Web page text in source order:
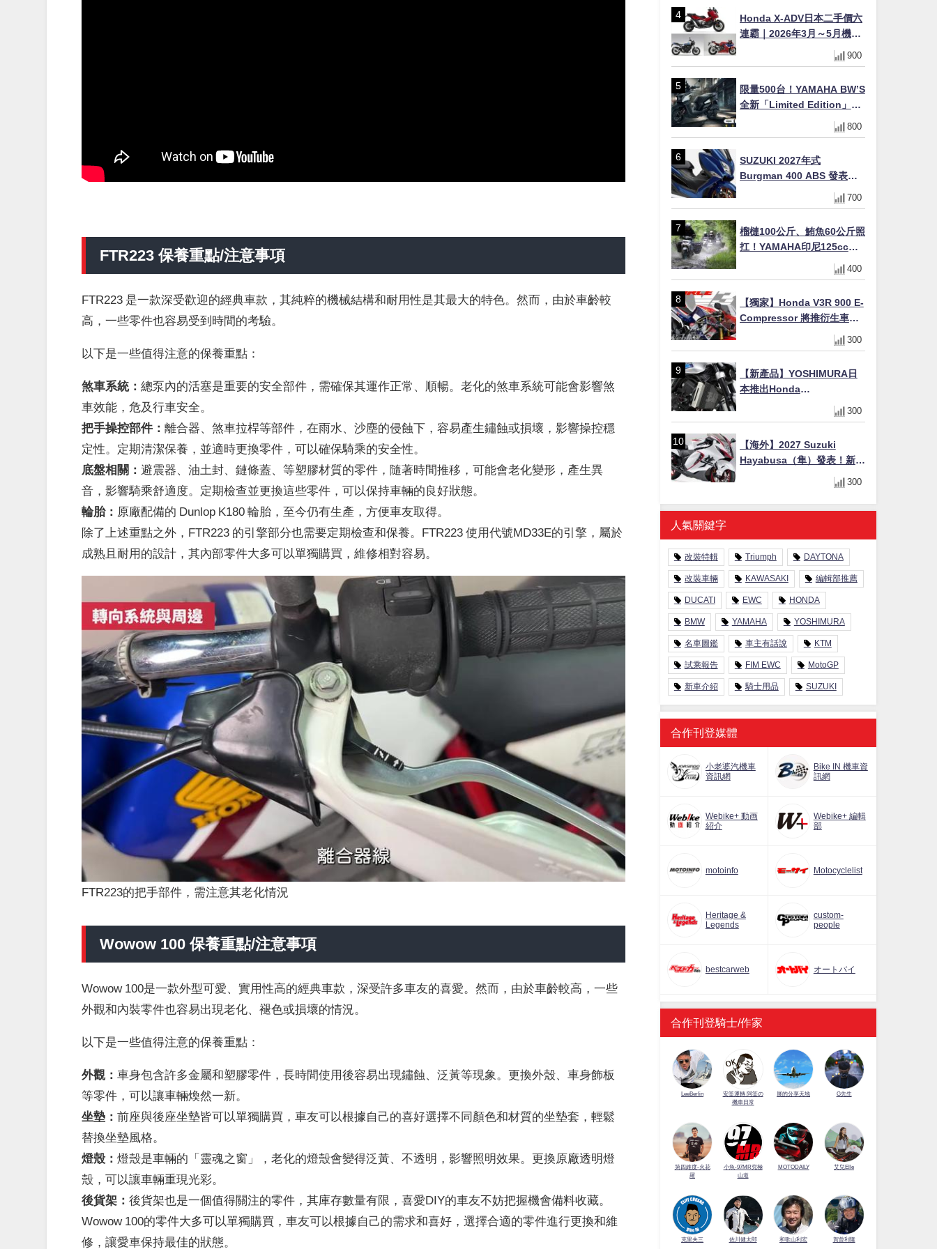
FTR223 保養重點/注意事項
FTR223 是一款深受歡迎的經典車款，其純粹的機械結構和耐用性是其最大的特色。然而，由於車齡較
高，一些零件也容易受到時間的考驗。
以下是一些值得注意的保養重點：
煞車系統：總泵內的活塞是重要的安全部件，需確保其運作正常、順暢。老化的煞車系統可能會影響煞
車效能，危及行車安全。
把手操控部件：離合器、煞車拉桿等部件，在雨水、沙塵的侵蝕下，容易產生鏽蝕或損壞，影響操控穩
定性。定期清潔保養，並適時更換零件，可以確保騎乘的安全性。
底盤相關：避震器、油土封、鏈條蓋、等塑膠材質的零件，隨著時間推移，可能會老化變形，產生異
音，影響騎乘舒適度。定期檢查並更換這些零件，可以保持車輛的良好狀態。
輪胎： 原廠配備的 Dunlop K180 輪胎，至今仍有生產，方便車友取得。
除了上述重點之外，FTR223 的引擎部分也需要定期檢查和保養。FTR223 使用代號MD33E的引擎，屬於
成熟且耐用的設計，其內部零件大多可以單獨購買，維修相對容易。
FTR223的把手部件，需注意其老化情況
Wowow 100 保養重點/注意事項
Wowow 100是一款外型可愛、實用性高的經典車款，深受許多車友的喜愛。然而，由於車齡較高，一些
外觀和內裝零件也容易出現老化、褪色或損壞的情況。
以下是一些值得注意的保養重點：
外觀： 車身包含許多金屬和塑膠零件，長時間使用後容易出現鏽蝕、泛黃等現象。更換外殼、車身飾板
等零件，可以讓車輛煥然一新。
坐墊：前座與後座坐墊皆可以單獨購買，車友可以根據自己的喜好選擇不同顏色和材質的坐墊套，輕鬆
替換坐墊風格。
燈殼：燈殼是車輛的「靈魂之窗」，老化的燈殼會變得泛黃、不透明，影響照明效果。更換原廠透明燈
殼，可以讓車輛重現光彩。
後貨架：後貨架也是一個值得關注的零件，其庫存數量有限，喜愛DIY的車友不妨把握機會備料收藏。
Wowow 100的零件大多可以單獨購買，車友可以根據自己的需求和喜好，選擇合適的零件進行更換和維
修，讓愛車保持最佳的狀態。
Honda X-ADV日本二手價六
連霸｜2026年3月～5月機車
轉售排行榜 CBR1000RR-R
FIREBLADE SP首度躋身前
900
限量500台！YAMAHA BW’S
全新「Limited Edition」都
市探索限定色 GOOPiMADE
聯名包同步登場
800
SUZUKI 2027年式
Burgman 400 ABS 發表！
8/18日本上市、支援E10汽油
售價98萬100日圓
700
榴槤100公斤、鮪魚60公斤照
扛！YAMAHA印尼125cc速
克達Gear Ultima 2740公里
耐操實測
400
【獨家】Honda V3R 900 E-
Compressor 將推衍生車
系？自然進氣 V3 同步測試
中，CG 預想曝光！
300
【新產品】YOSHIMURA日
本推出Honda
CB1000F/CB1000 HORNET
專用水箱護網，六角網紋設
300
【海外】2027 Suzuki
Hayabusa（隼）發表！新增
Special Edition 特仕版，全
新珍珠白塗裝與專屬配備登
場
300
人氣關鍵字
改裝特輯 Triumph DAYTONA
改裝車輛 KAWASAKI 編輯部推薦
DUCATI EWC HONDA
BMW YAMAHA YOSHIMURA
名車圖鑑 車主有話說 KTM
試乘報告 FIM EWC MotoGP
新車介紹 騎士用品 SUZUKI
合作刊登媒體
小老婆汽機車
資訊網
Bike IN 機車資
訊網
Webike+ 動画
紹介
Webike+ 編輯
部
motoinfo Motocyclelist
Heritage &
Legends
custom-
people
bestcarweb オートバイ
合作刊登騎士/作家
LeeBerlin
安筌運轉 阿筌の
機車日常
展的分享天地 G先生
第四維度-火花
羅
小魚-97MR究極
山道
MOTODAILY 艾兒Elle
克里夫三 佐川健太郎 和歌山利宏 賀曾利隆